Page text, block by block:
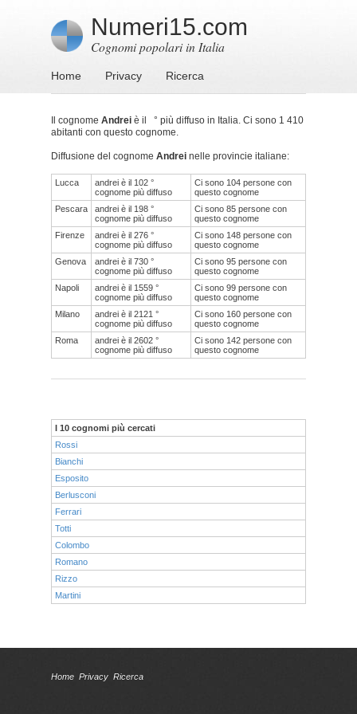
Numeri15.com
Cognomi popolari in Italia
Home Privacy Ricerca
Il cognome Andrei è il ° più diffuso in Italia. Ci sono 1 410
abitanti con questo cognome.
Diffusione del cognome Andrei nelle provincie italiane:
Lucca
andrei è il 102 °
cognome più diffuso
Ci sono 104 persone con
questo cognome
Pescara
andrei è il 198 °
cognome più diffuso
Ci sono 85 persone con
questo cognome
Firenze
andrei è il 276 °
cognome più diffuso
Ci sono 148 persone con
questo cognome
Genova
andrei è il 730 °
cognome più diffuso
Ci sono 95 persone con
questo cognome
Napoli
andrei è il 1559 °
cognome più diffuso
Ci sono 99 persone con
questo cognome
Milano
andrei è il 2121 °
cognome più diffuso
Ci sono 160 persone con
questo cognome
Roma
andrei è il 2602 °
cognome più diffuso
Ci sono 142 persone con
questo cognome
I 10 cognomi più cercati
Rossi
Bianchi
Esposito
Berlusconi
Ferrari
Totti
Colombo
Romano
Rizzo
Martini
Home Privacy Ricerca